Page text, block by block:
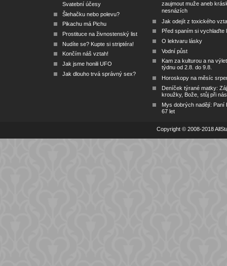
Svatební účesy
Šlehačku nebo polevu?
Pikachu má Pichu
Prostituce na živnostenský list
Nudíte se? Kupte si striptéra!
Končím náš vztah!
Jak jsme honili UFO
Jak dlouho trvá správný sex?
zaujmout muže aneb
nesnázích
Jak odejít z toxického
Před spaním si vychlaďte
O lektvaru lásky
Vodní půst
Kam za kulturou a na
týdnu od 2.8. do 9.8.
Horoskopy na měsíc
Deníček týrané matky:
kroužky, Bože, stůj při nás
Mys dobrých nadějí: Paní
67 let
Copyright © 2008-2018